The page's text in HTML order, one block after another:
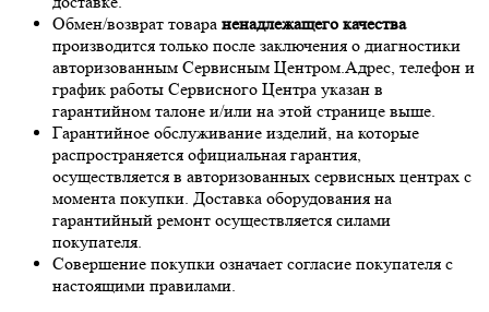
Обмен/возврат товара ненадлежащего качества
производится только после заключения о диагностики
авторизованным Сервисным Центром.Адрес, телефон и
график работы Сервисного Центра указан в
гарантийном талоне и/или на этой странице выше.
Гарантийное обслуживание изделий, на которые
распространяется официальная гарантия,
осуществляется в авторизованных сервисных центрах с
момента покупки. Доставка оборудования на
гарантийный ремонт осуществляется силами
покупателя.
Совершение покупки означает согласие покупателя с
настоящими правилами.